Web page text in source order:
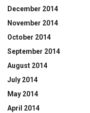
December 2014
November 2014
October 2014
September 2014
August 2014
July 2014
May 2014
April 2014